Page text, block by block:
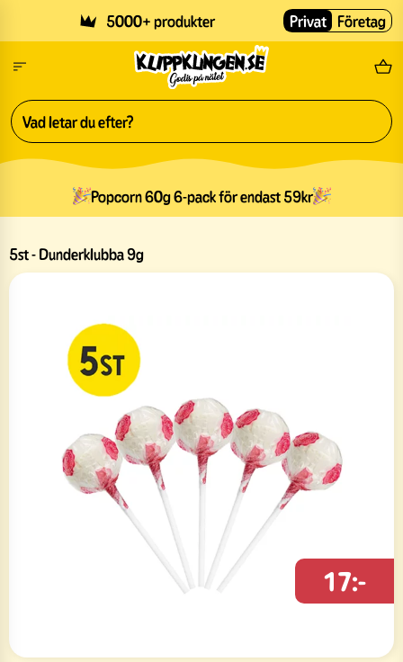
5000+ produkter Fri
Privat Företag
Popcorn 60g 6-pack för endast 59kr
5st - Dunderklubba 9g
17:-